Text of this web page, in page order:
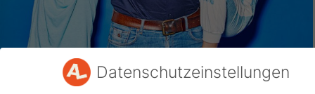
Datenschutzeinstellungen